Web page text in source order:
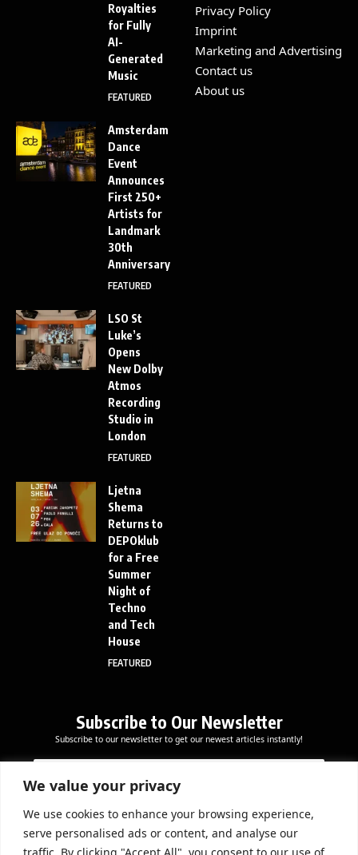
We value your privacy
We use cookies to enhance your browsing experience,
serve personalised ads or content, and analyse our
traffic. By clicking "Accept All", you consent to our use of
Royalties
for Fully
AI-
Generated
Music
FEATURED
Amsterdam
Dance
Event
Announces
First 250+
Artists for
Landmark
30th
Anniversary
FEATURED
LSO St
Luke’s
Opens
New Dolby
Atmos
Recording
Studio in
London
FEATURED
Ljetna
Shema
Returns to
DEPOklub
for a Free
Summer
Night of
Techno
and Tech
House
FEATURED
Privacy Policy
Imprint
Marketing and Advertising
Contact us
About us
Subscribe to Our Newsletter
Subscribe to our newsletter to get our newest articles instantly!
a
l
a
l
E
m
E
m
a
i
*
Subscribe Now